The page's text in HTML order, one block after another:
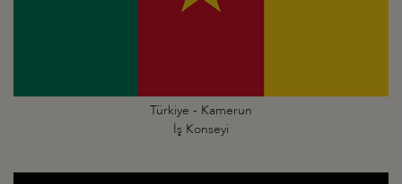
Türkiye - Kamerun
İş Konseyi